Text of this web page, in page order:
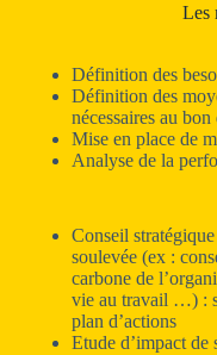
Les
Définition des
Définition des
nécessaires au
Mise en place de
Analyse de la
Conseil
soulevée (ex :
carbone de
vie au travail …) :
plan d’actions
Etude d’impact de